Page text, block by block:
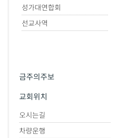
성가대연합회
선교사역
금주의주보
교회위치
오시는길
차량운행